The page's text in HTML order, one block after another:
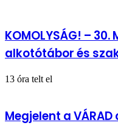
KORUNK
KOMOLYSÁG! –
alkotótábor és
13 óra telt el
Megjelent a